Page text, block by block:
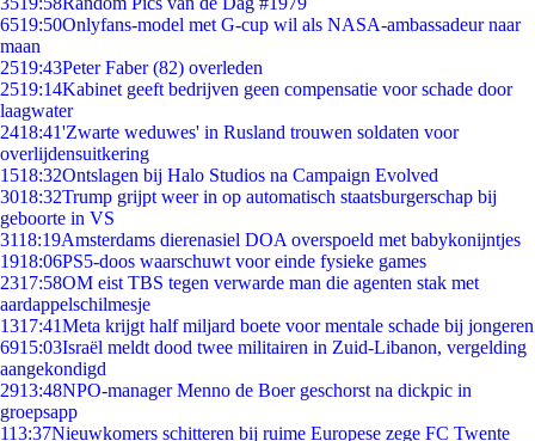
6519:50Onlyfans-model met G-cup wil als NASA-ambassadeur naar
maan
2519:43Peter Faber (82) overleden
2519:14Kabinet geeft bedrijven geen compensatie voor schade door
laagwater
2418:41'Zwarte weduwes' in Rusland trouwen soldaten voor
overlijdensuitkering
1518:32Ontslagen bij Halo Studios na Campaign Evolved
3018:32Trump grijpt weer in op automatisch staatsburgerschap bij
geboorte in VS
3118:19Amsterdams dierenasiel DOA overspoeld met babykonijntjes
1918:06PS5-doos waarschuwt voor einde fysieke games
2317:58OM eist TBS tegen verwarde man die agenten stak met
aardappelschilmesje
1317:41Meta krijgt half miljard boete voor mentale schade bij jongeren
6915:03Israël meldt dood twee militairen in Zuid-Libanon, vergelding
aangekondigd
2913:48NPO-manager Menno de Boer geschorst na dickpic in
groepsapp
113:37Nieuwkomers schitteren bij ruime Europese zege FC Twente